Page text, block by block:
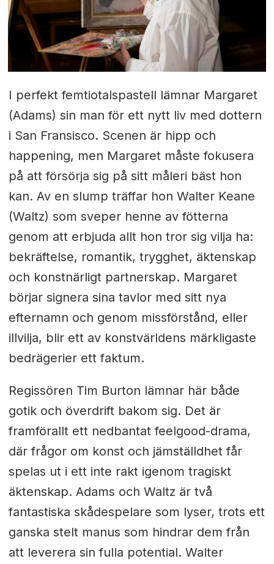
I perfekt femtiotalspastell lämnar Margaret
(Adams) sin man för ett nytt liv med dottern
i San Fransisco. Scenen är hipp och
happening, men Margaret måste fokusera
på att försörja sig på sitt måleri bäst hon
kan. Av en slump träffar hon Walter Keane
(Waltz) som sveper henne av fötterna
genom att erbjuda allt hon tror sig vilja ha:
bekräftelse, romantik, trygghet, äktenskap
och konstnärligt partnerskap. Margaret
börjar signera sina tavlor med sitt nya
efternamn och genom missförstånd, eller
illvilja, blir ett av konstvärldens märkligaste
bedrägerier ett faktum.
Regissören Tim Burton lämnar här både
gotik och överdrift bakom sig. Det är
framförallt ett nedbantat feelgood-drama,
där frågor om konst och jämställdhet får
spelas ut i ett inte rakt igenom tragiskt
äktenskap. Adams och Waltz är två
fantastiska skådespelare som lyser, trots ett
ganska stelt manus som hindrar dem från
att leverera sin fulla potential. Walter